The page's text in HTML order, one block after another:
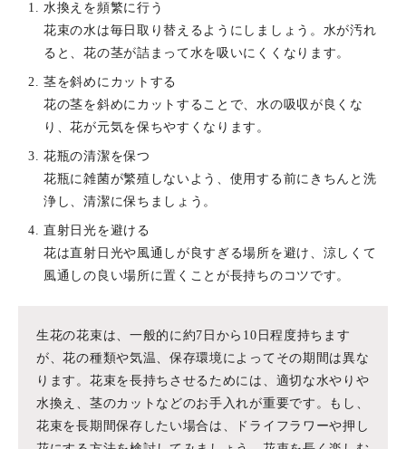
水換えを頻繁に行う
花束の水は毎日取り替えるようにしましょう。水が汚れ
ると、花の茎が詰まって水を吸いにくくなります。
茎を斜めにカットする
花の茎を斜めにカットすることで、水の吸収が良くな
り、花が元気を保ちやすくなります。
花瓶の清潔を保つ
花瓶に雑菌が繁殖しないよう、使用する前にきちんと洗
浄し、清潔に保ちましょう。
直射日光を避ける
花は直射日光や風通しが良すぎる場所を避け、涼しくて
風通しの良い場所に置くことが長持ちのコツです。
生花の花束は、一般的に約7日から10日程度持ちます
が、花の種類や気温、保存環境によってその期間は異な
ります。花束を長持ちさせるためには、適切な水やりや
水換え、茎のカットなどのお手入れが重要です。もし、
花束を長期間保存したい場合は、ドライフラワーや押し